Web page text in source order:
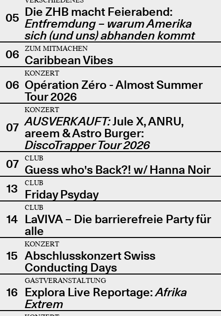
05 Die ZHB macht Feierabend:
Entfremdung – warum Amerika
sich (und uns) abhanden kommt
06
ZUM MITMACHEN
Caribbean Vibes
06
KONZERT
Opération Zéro - Almost Summer
Tour 2026
07
KONZERT
AUSVERKAUFT:Jule X, ANRU,
areem & Astro Burger:
DiscoTrapper Tour 2026
07
CLUB
Guess who's Back?! w/ Hanna Noir
13
CLUB
Friday Psyday
14
CLUB
LaVIVA – Die barrierefreie Party für
alle
15
KONZERT
Abschlusskonzert Swiss
Conducting Days
16
GASTVERANSTALTUNG
Explora Live Reportage:Afrika
Extrem